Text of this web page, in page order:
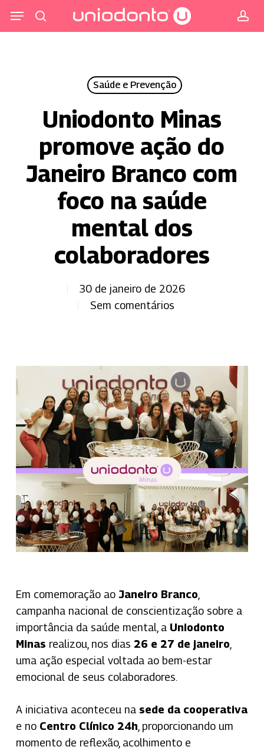
para
Menu
Saúde e Prevenção
Uniodonto Minas
promove ação do
Janeiro Branco com
foco na saúde
mental dos
colaboradores
30 de janeiro de 2026
Sem comentários
Em comemoração ao Janeiro Branco
campanha nacional de conscientização sobre a
importância da saúde mental, a Uniodonto
Minas realizou, nos dias 26 e 27 de janeiro
uma ação especial voltada ao bem-estar
emocional de seus colaboradores.
A iniciativa aconteceu na sede da cooperativa
e no Centro Clínico 24h , proporcionando um
momento de reflexão, acolhimento e